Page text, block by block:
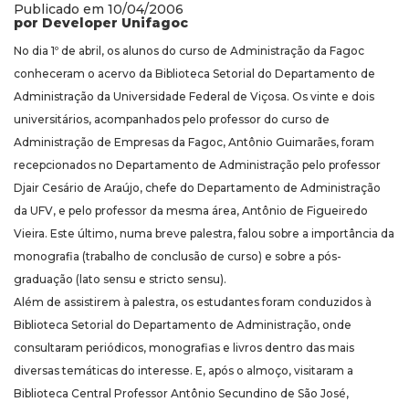
Publicado em 10/04/2006
por Developer Unifagoc
No dia 1º de abril, os alunos do curso de Administração da Fagoc
conheceram o acervo da Biblioteca Setorial do Departamento de
Administração da Universidade Federal de Viçosa. Os vinte e dois
universitários, acompanhados pelo professor do curso de
Administração de Empresas da Fagoc, Antônio Guimarães, foram
recepcionados no Departamento de Administração pelo professor
Djair Cesário de Araújo, chefe do Departamento de Administração
da UFV, e pelo professor da mesma área, Antônio de Figueiredo
Vieira. Este último, numa breve palestra, falou sobre a importância da
monografia (trabalho de conclusão de curso) e sobre a pós-
graduação (lato sensu e stricto sensu).
Além de assistirem à palestra, os estudantes foram conduzidos à
Biblioteca Setorial do Departamento de Administração, onde
consultaram periódicos, monografias e livros dentro das mais
diversas temáticas do interesse. E, após o almoço, visitaram a
Biblioteca Central Professor Antônio Secundino de São José,